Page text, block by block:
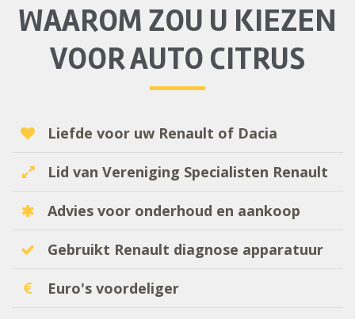
WAAROM ZOU U KIEZEN
VOOR AUTO CITRUS
Liefde voor uw Renault of Dacia
Lid van Vereniging Specialisten Renault
Advies voor onderhoud en aankoop
Gebruikt Renault diagnose apparatuur
Euro's voordeliger